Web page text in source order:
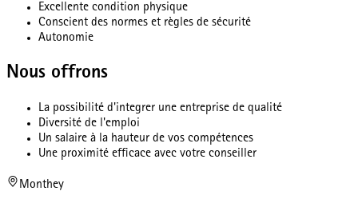
Excellente condition physique
Conscient des normes et règles de sécurité
Autonomie
Nous offrons
La possibilité d'integrer une entreprise de qualité
Diversité de l'emploi
Un salaire à la hauteur de vos compétences
Une proximité efficace avec votre conseiller
Monthey